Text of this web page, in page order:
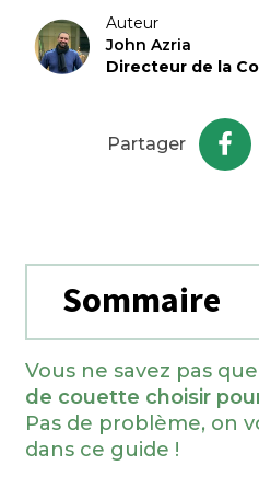
Auteur
John Azria
Directeur de la
Partager
Sommaire
Vous ne savez pas
de couette choisir
Pas de problème, on
dans ce guide !